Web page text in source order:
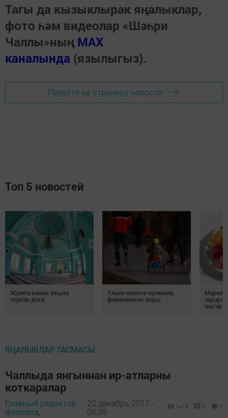
Тагы да кызыклырак яңалыклар,
фото һәм видеолар «Шәһри
Чаллы»ның MAX
каналында (язылыгыз).
Перейти на страницу новости
Топ 5 новостей
Җомга көнне укыла
торган дога
Улым икенче иремнең
фамилиясен алды
чыгара
ЯҢАЛЫКЛАР ТАСМАСЫ
Чаллыда янгыннан ир-атларны
коткаралар
Главный редактор
филиала,
20 декабрь 2017 -
06:39
1416 0 0